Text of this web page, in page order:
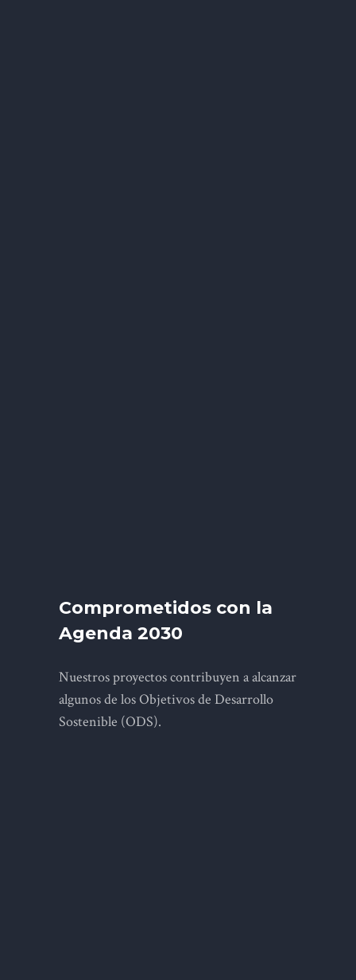
Comprometidos con la
Agenda 2030
Nuestros proyectos contribuyen a alcanzar
algunos de los Objetivos de Desarrollo
Sostenible (ODS).